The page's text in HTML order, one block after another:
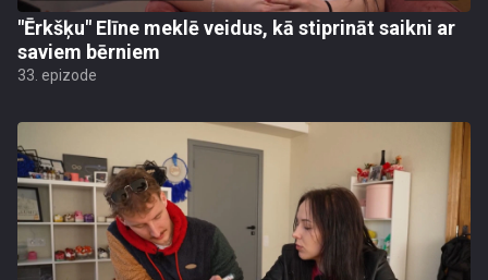
"Ērkšķu" Elīne meklē veidus, kā stiprināt saikni ar
saviem bērniem
33. epizode